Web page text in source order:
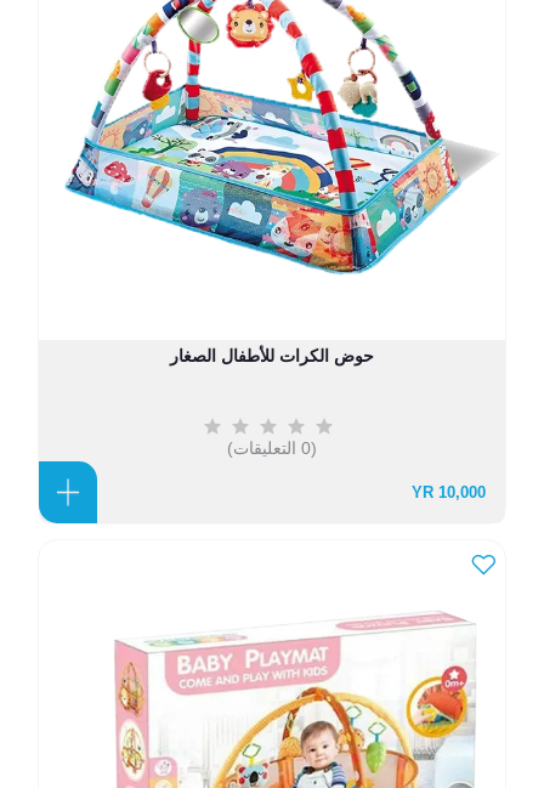
حوض الكرات للأطفال الصغار
(0 التعليقات)
10,000 YR